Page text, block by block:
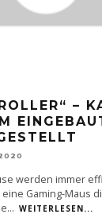
–
werden immer
Gaming-Maus
... WEITERLESEN...